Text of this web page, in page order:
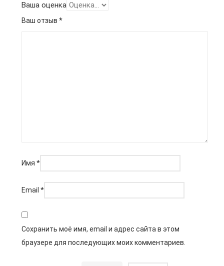
Ваша оценка
Ваш отзыв *
Имя *
Email *
Сохранить моё имя, email и адрес сайта в этом
браузере для последующих моих комментариев.